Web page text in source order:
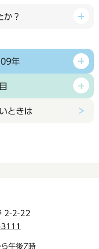
か？
年
ときは
2-2-22
ら午後7時